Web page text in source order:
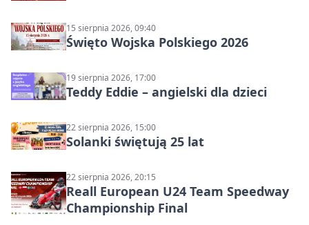
15 sierpnia 2026, 09:40
Święto Wojska Polskiego 2026
19 sierpnia 2026, 17:00
Teddy Eddie – angielski dla dzieci
22 sierpnia 2026, 15:00
Solanki świętują 25 lat
22 sierpnia 2026, 20:15
Reall European U24 Team Speedway
Championship Final